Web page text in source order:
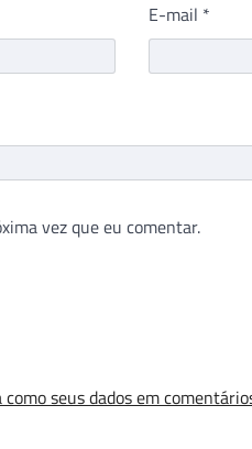
E-mail *
vez que eu comentar.
como seus dados em